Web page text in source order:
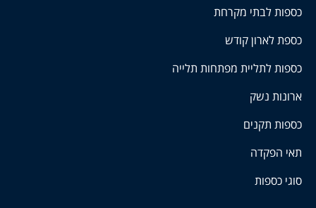
כספות לבתי מקרחת
כספת לארון קודש
כספות לתליית מפתחות תלייה
ארונות נשק
כספות תקנים
תאי הפקדה
סוגי כספות